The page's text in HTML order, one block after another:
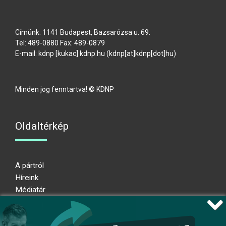
Címünk: 1141 Budapest, Bazsarózsa u. 69.
Tel: 489-0880 Fax: 489-0879
E-mail: kdnp [kukac] kdnp.hu (kdnp[at]kdnp[dot]hu)
Minden jog fenntartva! © KDNP
Oldaltérkép
A pártról
Híreink
Médiatár
Adatkezelési nyilatkozat